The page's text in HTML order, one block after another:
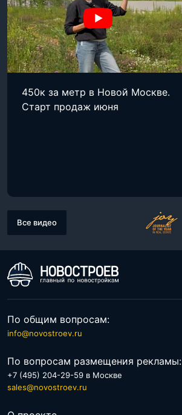
450к за метр в Новой Москве.
Старт продаж июня
Все видео
По общим вопросам:
info@novostroev.ru
По вопросам размещения рекламы:
+7 (495) 204-29-59 в Москве
sales@novostroev.ru